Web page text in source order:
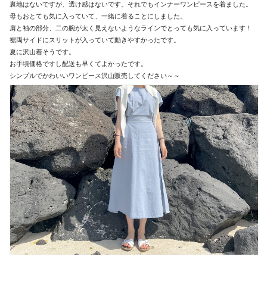
裏地はないですが、透け感はないです。それでもインナーワンピースを着ました。
母もおとても気に入っていて、一緒に着ることにしました。
肩と袖の部分、二の腕が太く見えないようなラインでとっても気に入っています！
裾両サイドにスリットが入っていて動きやすかったです。
夏に沢山着そうです。
お手頃価格ですし配送も早くてよかったです。
シンプルでかわいいワンピース沢山販売してください～～